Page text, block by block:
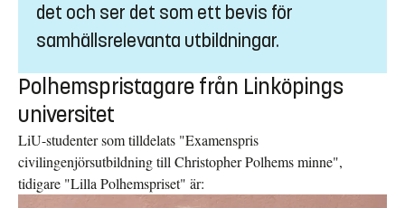
det och ser det som ett bevis för
samhällsrelevanta utbildningar.
Polhemspristagare från Linköpings
universitet
LiU-studenter som tilldelats "Examenspris
civilingenjörsutbildning till Christopher Polhems minne",
tidigare "Lilla Polhemspriset" är: